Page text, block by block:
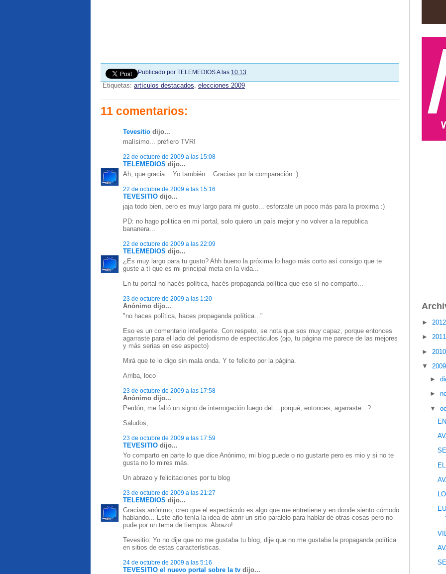
Publicado por TELEMEDIOSA las 10:13
Etiquetas: artículos destacados, elecciones 2009
11 comentarios:
Tevesitio dijo...
malísimo... prefiero TVR!
22 de octubre de 2009 a las 15:08
TELEMEDIOS dijo...
Ah, que gracia... Yo también... Gracias por la comparación :)
22 de octubre de 2009 a las 15:16
TEVESITIO dijo...
jaja todo bien, pero es muy largo para mi gusto... esforzate un poco más para la proxima :)
PD: no hago politica en mi portal, solo quiero un país mejor y no volver a la republica
bananera...
22 de octubre de 2009 a las 22:09
TELEMEDIOS dijo...
¿Es muy largo para tu gusto? Ahh bueno la próxima lo hago más corto así consigo que te
guste a tí que es mi principal meta en la vida...
En tu portal no hacés política, hacés propaganda política que eso sí no comparto...
23 de octubre de 2009 a las 1:20
Anónimo dijo...
"no haces política, haces propaganda política..."
Eso es un comentario inteligente. Con respeto, se nota que sos muy capaz, porque entonces
agarraste para el lado del periodismo de espectáculos (ojo, tu página me parece de las mejores
y más serias en ese aspecto)
Mirá que te lo digo sin mala onda. Y te felicito por la página.
Arriba, loco
23 de octubre de 2009 a las 17:58
Anónimo dijo...
Perdón, me faltó un signo de interrogación luego del ...porqué, entonces, agarraste...?
Saludos,
23 de octubre de 2009 a las 17:59
TEVESITIO dijo...
Yo comparto en parte lo que dice Anónimo, mi blog puede o no gustarte pero es mio y si no te
gusta no lo mires más.
Un abrazo y felicitaciones por tu blog
23 de octubre de 2009 a las 21:27
TELEMEDIOS dijo...
Gracias anónimo, creo que el espectáculo es algo que me entretiene y en donde siento cómodo
hablando... Este año tenía la idea de abrir un sitio paralelo para hablar de otras cosas pero no
pude por un tema de tiempos. Abrazo!
Tevesitio: Yo no dije que no me gustaba tu blog, dije que no me gustaba la propaganda política
en sitios de estas características.
24 de octubre de 2009 a las 5:16
TEVESITIO el nuevo portal sobre la tv dijo...
►
►
►
▼
►
►
▼